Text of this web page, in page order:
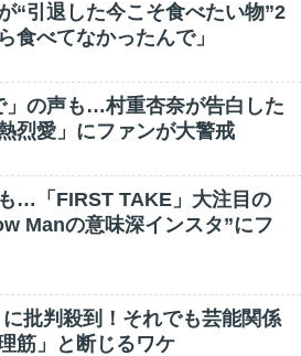
“引退した今こそ食べたい物”2
食べてなかったんで」
」の声も…村重杏奈が告白した
烈愛」にファンが大警戒
…「FIRST TAKE」大注目の
Manの意味深インスタ”にフ
批判殺到！それでも芸能関係
筋」と断じるワケ